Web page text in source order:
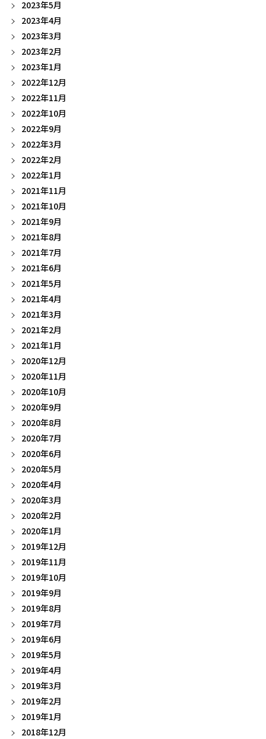
2023年5月
2023年4月
2023年3月
2023年2月
2023年1月
2022年12月
2022年11月
2022年10月
2022年9月
2022年3月
2022年2月
2022年1月
2021年11月
2021年10月
2021年9月
2021年8月
2021年7月
2021年6月
2021年5月
2021年4月
2021年3月
2021年2月
2021年1月
2020年12月
2020年11月
2020年10月
2020年9月
2020年8月
2020年7月
2020年6月
2020年5月
2020年4月
2020年3月
2020年2月
2020年1月
2019年12月
2019年11月
2019年10月
2019年9月
2019年8月
2019年7月
2019年6月
2019年5月
2019年4月
2019年3月
2019年2月
2019年1月
2018年12月